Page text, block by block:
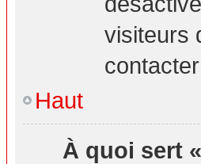
visiteurs
Haut
À quoi sert